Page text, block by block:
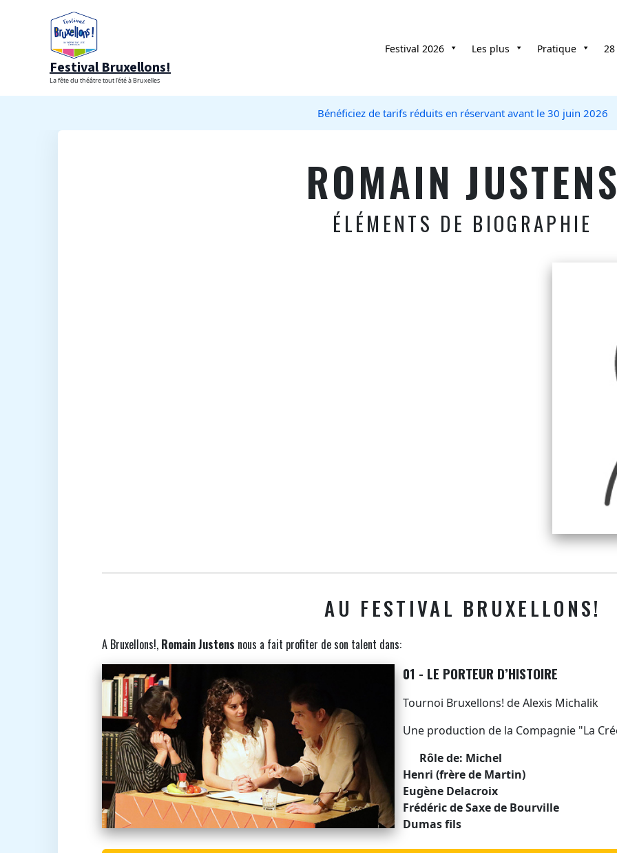
Festival Bruxellons!
La fête du théâtre tout l'été à Bruxelles
Festival 2026 Les plus Pratique
Bénéficiez de tarifs réduits en réservant avant le 30 juin 2026
ROMAIN JUSTENS
ÉLÉMENTS DE BIOGRAPHIE
AU FESTIVAL BRUXELLONS!
A Bruxellons!, Romain Justens nous a fait profiter de son talent dans:
01 - LE PORTEUR D’HISTOIRE
Tournoi Bruxellons! de Alexis Michalik
Une production de la Compagnie "La
Rôle de: Michel
Henri (frère de Martin)
Eugène Delacroix
Frédéric de Saxe de Bourville
Dumas fils